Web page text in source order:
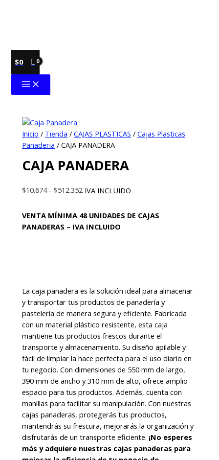
$0
Inicio / Tienda /CAJAS PLASTICAS /Cajas Plasticas
Panaderia / CAJA PANADERA
CAJA PANADERA
$10.674 - $512.352 Rango
precios:
desde
IVA INCLUIDO
VENTA MÍNIMA 48 UNIDADES DE CAJAS
PANADERAS – IVA INCLUIDO
La caja panadera es la solución ideal para almacenar
y transportar tus productos de panadería y
pastelería de manera segura y eficiente. Fabricada
con un material plástico resistente, esta caja
mantiene tus productos frescos durante el
transporte y almacenamiento. Su diseño apilable y
fácil de limpiar la hace perfecta para el uso diario en
tu negocio. Con dimensiones de 550 mm de largo,
390 mm de ancho y 310 mm de alto, ofrece amplio
espacio para tus productos. Además, cuenta con
manillas para facilitar su manipulación. Con nuestras
cajas panaderas, protegerás tus productos,
mantendrás su frescura, mejorarás la organización y
disfrutarás de un transporte eficiente. ¡No esperes
más y adquiere nuestras cajas panaderas para